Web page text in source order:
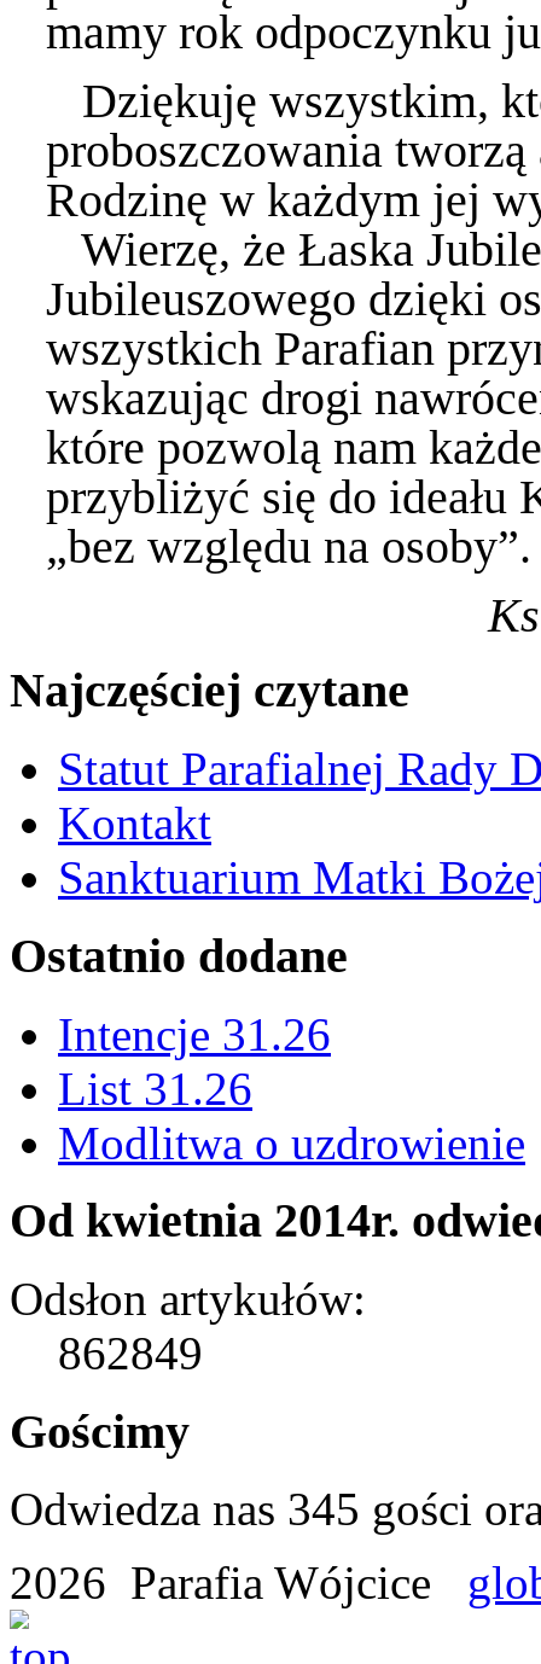
mamy rok odpoczynku
Dziękuję wszystkim,
proboszczowania
Rodzinę w każdym jej
Wierzę, że Łaska
Jubileuszowego dzięki
wszystkich Parafian
wskazując drogi
które pozwolą nam
przybliżyć się do ideału
„bez względu na osoby”.
Najczęściej czytane
Statut Parafialnej Rady
Kontakt
Sanktuarium Matki
Ostatnio dodane
Intencje 31.26
List 31.26
Modlitwa o uzdrowienie
Od kwietnia 2014r.
Odsłon artykułów:
862849
Gościmy
Odwiedza nas 345 gości
2026 Parafia Wójcice